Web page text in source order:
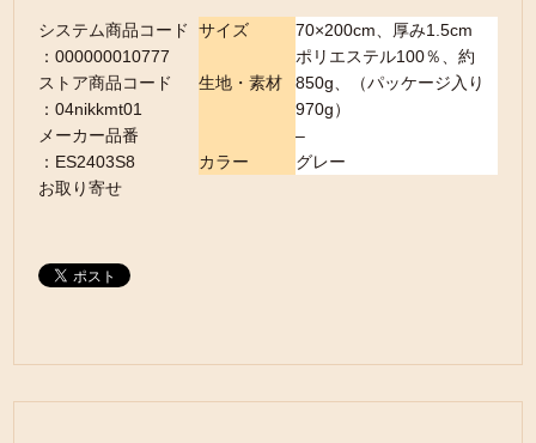
サイズ 70×200cm、厚み1.5cm
生地・素材
ポリエステル100％、約
850g、（パッケージ入り
970g）
–
カラー
グレー
システム商品コード
：000000010777
ストア商品コード
：04nikkmt01
メーカー品番
：ES2403S8
お取り寄せ